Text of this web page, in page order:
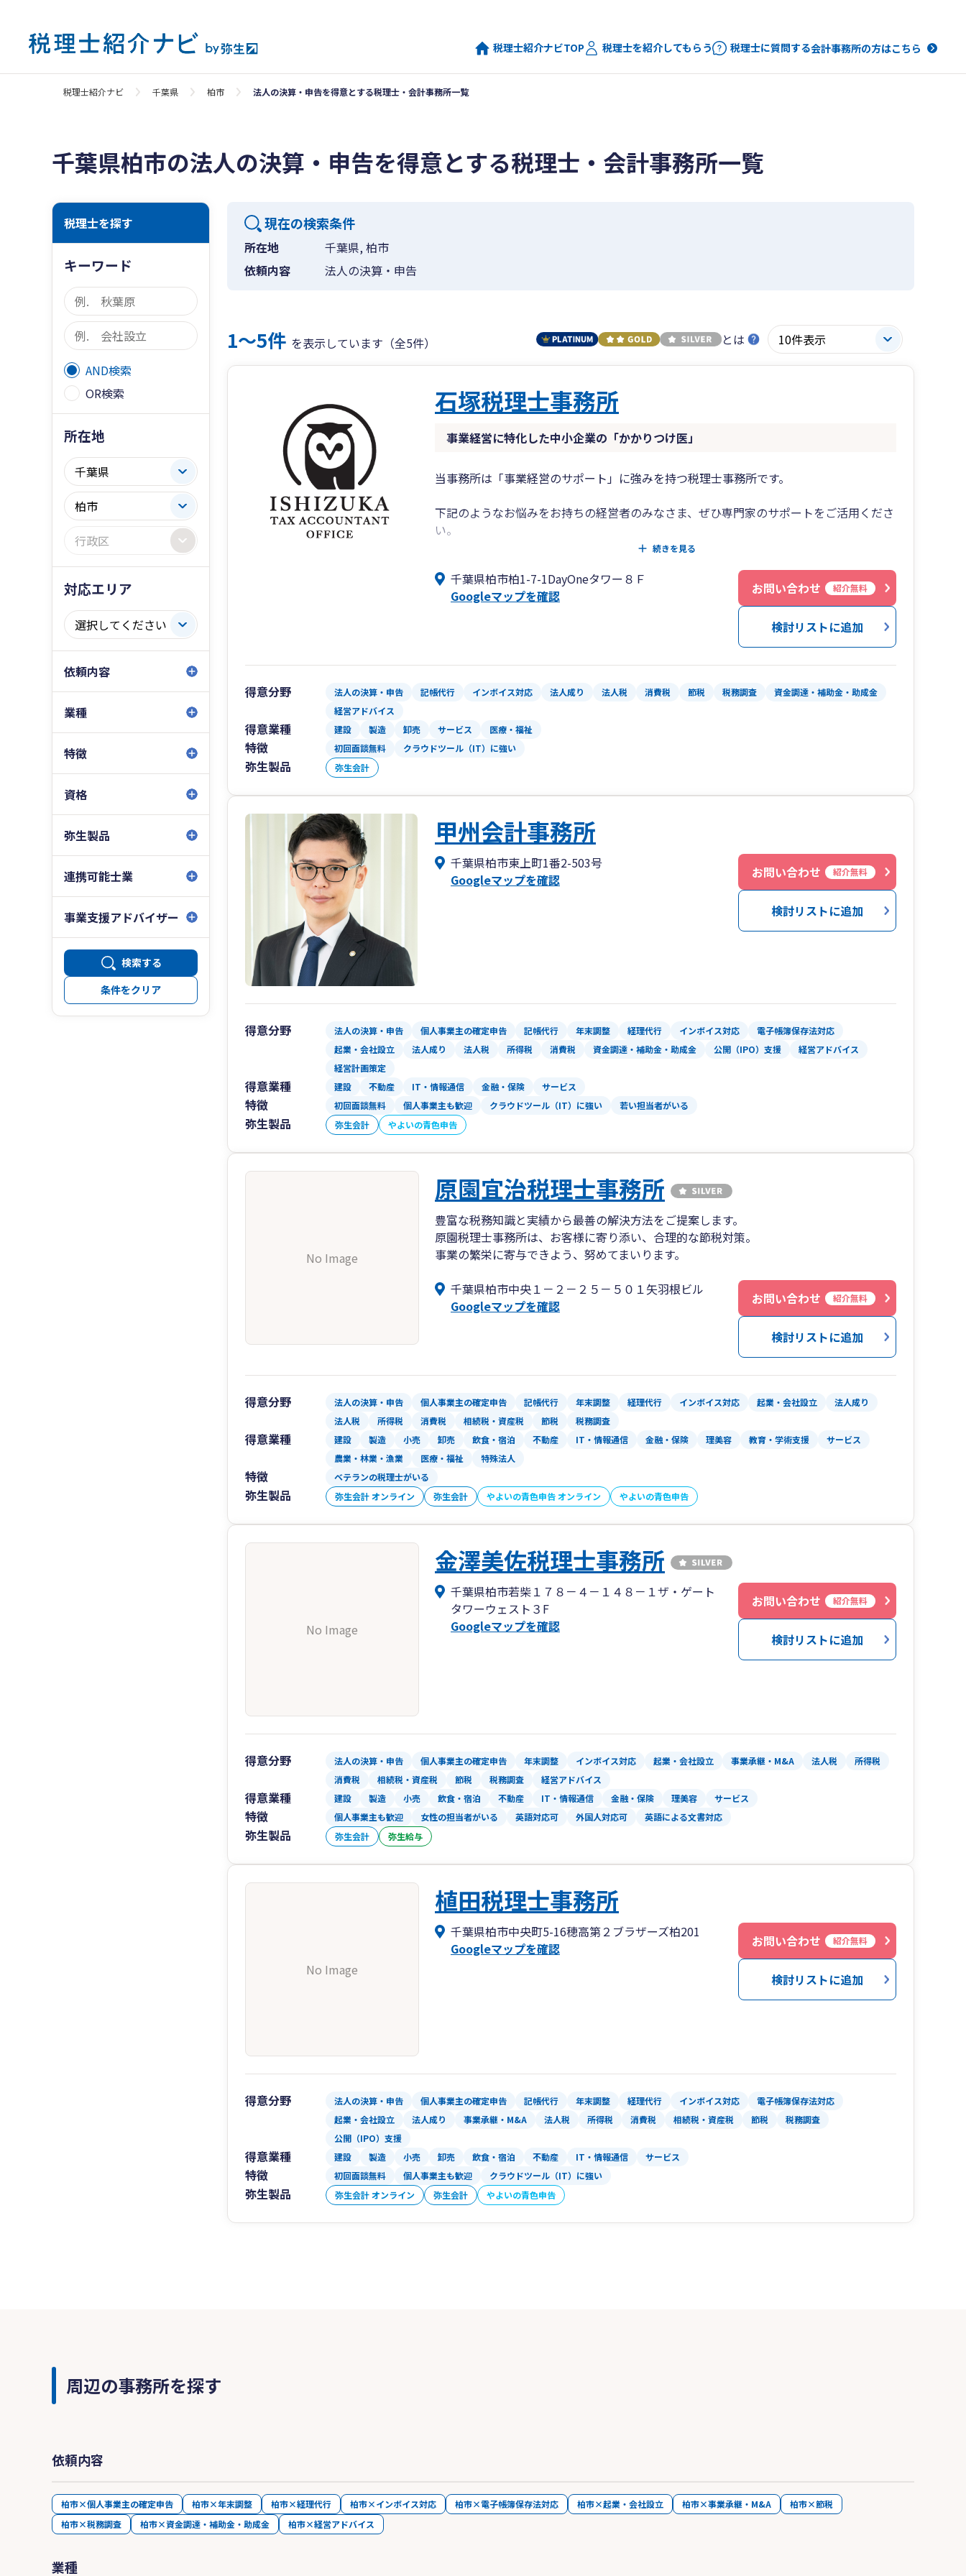
税理士紹介ナビTOP 税理士を紹介してもらう 税理士に質問する会計事務所の方はこちら
税理士紹介ナビ 千葉県 柏市 法人の決算・申告を得意とする税理士・会計事務所一覧
千葉県柏市の法人の決算・申告を得意とする税理士・会計事務所一覧
税理士を探す
キーワード
AND検索
OR検索
所在地
対応エリア
依頼内容
業種
特徴
資格
弥生製品
連携可能士業
事業支援アドバイザー
検索する
条件をクリア
現在の検索条件
所在地
千葉県, 柏市
依頼内容
法人の決算・申告
1〜5件 を表示しています（全5件） とは
石塚税理士事務所
事業経営に特化した中小企業の「かかりつけ医」
当事務所は「事業経営のサポート」に強みを持つ税理士事務所です。
下記のようなお悩みをお持ちの経営者のみなさま、ぜひ専門家のサポートをご活用くださ
い。
・税金計算で損をしたくない
・税務調査で大きなペナルティを受けないか心配
・経理事務を効率化したい
・経営に関するルールや手続き、誰に何を相談すればよいかわからない
・現在の税理士との関係は崩したくないが、別の意見も聞いてみたい
続きを見る
千葉県柏市柏1-7-1DayOneタワー８Ｆ
Googleマップを確認
お問い合わせ 紹介無料
検討リストに追加
得意分野 法人の決算・申告 記帳代行 インボイス対応 法人成り 法人税 消費税 節税 税務調査
資金調達・補助金・助成金
経営アドバイス
得意業種 建設 製造 卸売 サービス 医療・福祉
特徴 初回面談無料 クラウドツール（IT）に強い
弥生製品 弥生会計
甲州会計事務所
千葉県柏市東上町1番2-503号
Googleマップを確認
お問い合わせ 紹介無料
検討リストに追加
得意分野 法人の決算・申告 個人事業主の確定申告 記帳代行 年末調整 経理代行 インボイス対応
電子帳簿保存法対応
起業・会社設立
法人成り 法人税 所得税 消費税 資金調達・補助金・助成金 公開（IPO）支援
経営アドバイス
経営計画策定
得意業種 建設 不動産 IT・情報通信 金融・保険 サービス
特徴 初回面談無料 個人事業主も歓迎 クラウドツール（IT）に強い 若い担当者がいる
弥生製品 弥生会計 やよいの青色申告
No Image
原園宜治税理士事務所
豊富な税務知識と実績から最善の解決方法をご提案します。
原園税理士事務所は、お客様に寄り添い、合理的な節税対策。
事業の繁栄に寄与できよう、努めてまいります。
千葉県柏市中央１－２－２５－５０１矢羽根ビル
Googleマップを確認
お問い合わせ 紹介無料
検討リストに追加
得意分野 法人の決算・申告 個人事業主の確定申告 記帳代行 年末調整 経理代行 インボイス対応 起業・会社設立
法人成り
法人税
所得税 消費税 相続税・資産税 節税 税務調査
得意業種 建設 製造 小売 卸売 飲食・宿泊 不動産 IT・情報通信 金融・保険 理美容 教育・学術支援
サービス
農業・林業・漁業
医療・福祉 特殊法人
特徴 ベテランの税理士がいる
弥生製品 弥生会計 オンライン 弥生会計 やよいの青色申告 オンライン やよいの青色申告
No Image
金澤美佐税理士事務所
千葉県柏市若柴１７８－４－１４８－１ザ・ゲート
タワーウェスト３F
Googleマップを確認
お問い合わせ 紹介無料
検討リストに追加
得意分野 法人の決算・申告 個人事業主の確定申告 年末調整 インボイス対応 起業・会社設立 事業承継・M&A 法人税
所得税
消費税
相続税・資産税 節税 税務調査 経営アドバイス
得意業種 建設 製造 小売 飲食・宿泊 不動産 IT・情報通信 金融・保険 理美容 サービス
特徴 個人事業主も歓迎 女性の担当者がいる 英語対応可 外国人対応可 英語による文書対応
弥生製品 弥生会計 弥生給与
No Image
植田税理士事務所
千葉県柏市中央町5-16穂高第２ブラザーズ柏201
Googleマップを確認
お問い合わせ 紹介無料
検討リストに追加
得意分野 法人の決算・申告 個人事業主の確定申告 記帳代行 年末調整 経理代行 インボイス対応
電子帳簿保存法対応
起業・会社設立
法人成り 事業承継・M&A 法人税 所得税 消費税 相続税・資産税 節税
税務調査
公開（IPO）支援
得意業種 建設 製造 小売 卸売 飲食・宿泊 不動産 IT・情報通信 サービス
特徴 初回面談無料 個人事業主も歓迎 クラウドツール（IT）に強い
弥生製品 弥生会計 オンライン 弥生会計 やよいの青色申告
周辺の事務所を探す
依頼内容
柏市×個人事業主の確定申告 柏市×年末調整 柏市×経理代行 柏市×インボイス対応 柏市×電子帳簿保存法対応 柏市×起業・会社設立 柏市×事業承継・M&A
柏市×節税
柏市×税務調査
柏市×資金調達・補助金・助成金 柏市×経営アドバイス
業種